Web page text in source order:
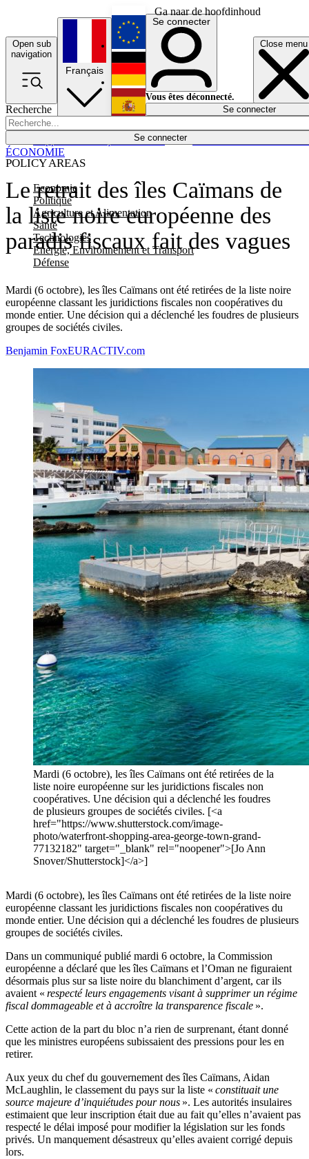
Ga naar de hoofdinhoud
Open sub
navigation
Close menu
Recherche
Se connecter
POLICY AREAS
Economie
Politique
Agriculture et Alimentation
Santé
Technologies
Energie, Environnement et Transport
Défense
Économie
Français
English
Deutsch
Español
Se connecter
Vous êtes déconnecté.
Se connecter
Le retrait des îles Caïmans de
la liste noire européenne des
paradis fiscaux fait des vagues
Mardi (6 octobre), les îles Caïmans ont été retirées de la liste noire
européenne classant les juridictions fiscales non coopératives du
monde entier. Une décision qui a déclenché les foudres de plusieurs
groupes de sociétés civiles.
ÉCONOMIE
Benjamin FoxEURACTIV.com
Mardi (6 octobre), les îles Caïmans ont été retirées de la
liste noire européenne sur les juridictions fiscales non
coopératives. Une décision qui a déclenché les foudres
de plusieurs groupes de sociétés civiles. [<a
href="https://www.shutterstock.com/image-
photo/waterfront-shopping-area-george-town-grand-
77132182" target="_blank" rel="noopener">[Jo Ann
Snover/Shutterstock]</a>]
Mardi (6 octobre), les îles Caïmans ont été retirées de la liste noire
européenne classant les juridictions fiscales non coopératives du
monde entier. Une décision qui a déclenché les foudres de plusieurs
groupes de sociétés civiles.
Dans un communiqué publié mardi 6 octobre, la Commission
européenne a déclaré que les îles Caïmans et l’Oman ne figuraient
désormais plus sur sa liste noire du blanchiment d’argent, car ils
avaient « respecté leurs engagements visant à supprimer un régime
fiscal dommageable et à accroître la transparence fiscale ».
Cette action de la part du bloc n’a rien de surprenant, étant donné
que les ministres européens subissaient des pressions pour les en
retirer.
Aux yeux du chef du gouvernement des îles Caïmans, Aidan
McLaughlin, le classement du pays sur la liste « constituait une
source majeure d’inquiétudes pour nous ». Les autorités insulaires
estimaient que leur inscription était due au fait qu’elles n’avaient pas
respecté le délai imposé pour modifier la législation sur les fonds
privés. Un manquement désastreux qu’elles avaient corrigé depuis
lors.